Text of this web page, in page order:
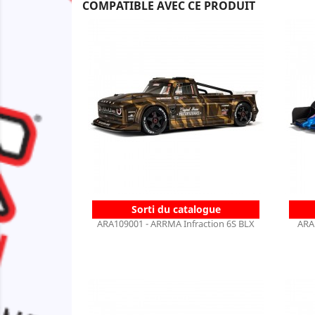
COMPATIBLE AVEC CE PRODUIT
Sorti du catalogue
ARA109001 - ARRMA Infraction 6S BLX